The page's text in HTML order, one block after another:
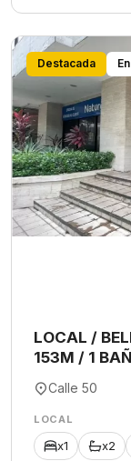
Destacada
LOCAL /
153M / 1
Calle 50
LOCAL
x1 x2